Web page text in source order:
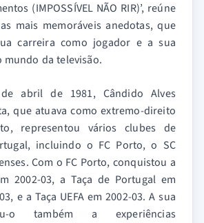
(IMPOSSÍVEL NÃO RIR)’, reúne
mais memoráveis anedotas, que
carreira como jogador e a sua
da televisão.
abril de 1981, Cândido Alves
que atuava como extremo-direito
representou vários clubes de
incluindo o FC Porto, o SC
Com o FC Porto, conquistou a
2002-03, a Taça de Portugal em
e a Taça UEFA em 2002-03. A sua
o também a experiências